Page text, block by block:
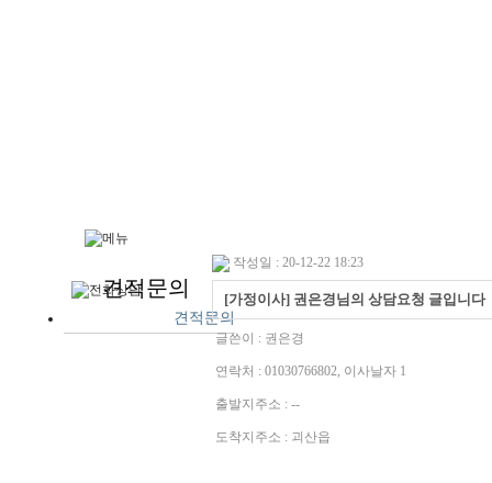
견적문의
견적문의
작성일 : 20-12-22 18:23
[가정이사] 권은경님의 상담요청 글입니다
글쓴이 : 권은경
연락처 : 01030766802, 이사날자 1
출발지주소 : --
도착지주소 : 괴산읍